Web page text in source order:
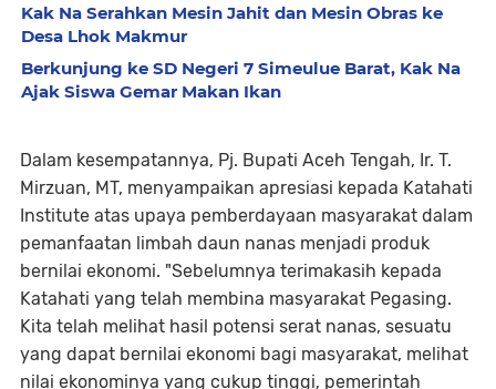
Kak Na Serahkan Mesin Jahit dan Mesin Obras ke
Desa Lhok Makmur
Berkunjung ke SD Negeri 7 Simeulue Barat, Kak Na
Ajak Siswa Gemar Makan Ikan
Dalam kesempatannya, Pj. Bupati Aceh Tengah, Ir. T.
Mirzuan, MT, menyampaikan apresiasi kepada Katahati
Institute atas upaya pemberdayaan masyarakat dalam
pemanfaatan limbah daun nanas menjadi produk
bernilai ekonomi. "Sebelumnya terimakasih kepada
Katahati yang telah membina masyarakat Pegasing.
Kita telah melihat hasil potensi serat nanas, sesuatu
yang dapat bernilai ekonomi bagi masyarakat, melihat
nilai ekonominya yang cukup tinggi, pemerintah